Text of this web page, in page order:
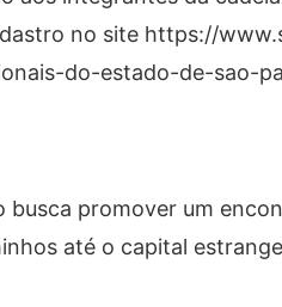
no site https://
do-estado-de-sao-
busca promover um
até o capital